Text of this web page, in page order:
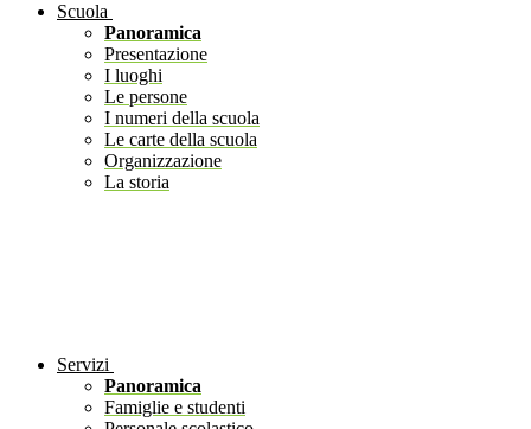
Scuola
Panoramica
Presentazione
I luoghi
Le persone
I numeri della scuola
Le carte della scuola
Organizzazione
La storia
Servizi
Panoramica
Famiglie e studenti